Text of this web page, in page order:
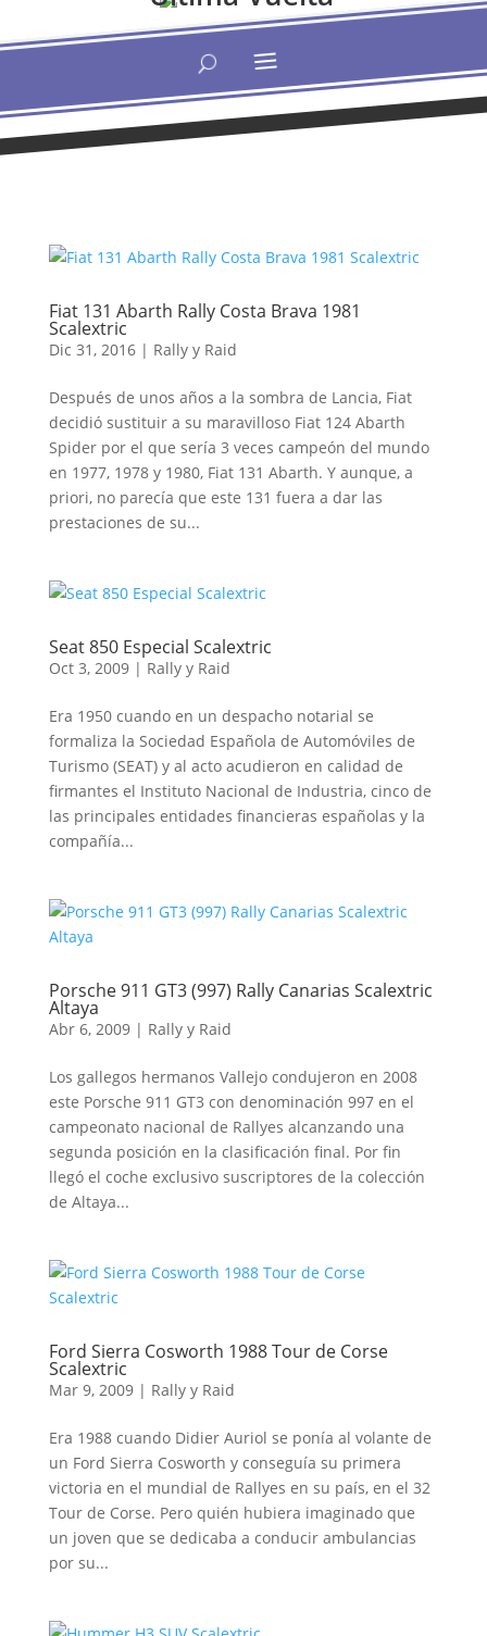
Fiat 131 Abarth Rally Costa Brava 1981
Scalextric
Dic 31, 2016| Rally y Raid
Después de unos años a la sombra de Lancia, Fiat
decidió sustituir a su maravilloso Fiat 124 Abarth
Spider por el que sería 3 veces campeón del mundo
en 1977, 1978 y 1980, Fiat 131 Abarth. Y aunque, a
priori, no parecía que este 131 fuera a dar las
prestaciones de su...
Seat 850 Especial Scalextric
Oct 3, 2009| Rally y Raid
Era 1950 cuando en un despacho notarial se
formaliza la Sociedad Española de Automóviles de
Turismo (SEAT) y al acto acudieron en calidad de
firmantes el Instituto Nacional de Industria, cinco de
las principales entidades financieras españolas y la
compañía...
Porsche 911 GT3 (997) Rally Canarias Scalextric
Altaya
Abr 6, 2009| Rally y Raid
Los gallegos hermanos Vallejo condujeron en 2008
este Porsche 911 GT3 con denominación 997 en el
campeonato nacional de Rallyes alcanzando una
segunda posición en la clasificación final. Por fin
llegó el coche exclusivo suscriptores de la colección
de Altaya...
Ford Sierra Cosworth 1988 Tour de Corse
Scalextric
Mar 9, 2009| Rally y Raid
Era 1988 cuando Didier Auriol se ponía al volante de
un Ford Sierra Cosworth y conseguía su primera
victoria en el mundial de Rallyes en su país, en el 32
Tour de Corse. Pero quién hubiera imaginado que
un joven que se dedicaba a conducir ambulancias
por su...